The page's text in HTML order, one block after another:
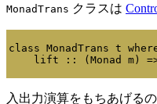
MonadTrans クラスは
class MonadTrans t
入出力演算をもちあげる